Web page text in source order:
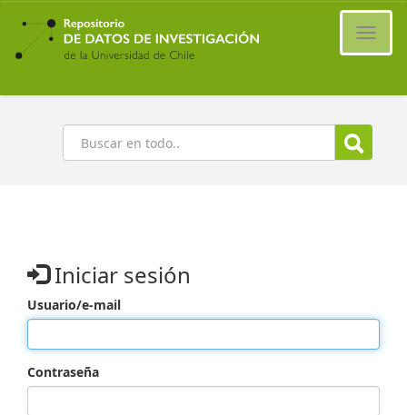
Ir
contenido
principal
Buscar
Iniciar sesión
Usuario/e-mail
Contraseña